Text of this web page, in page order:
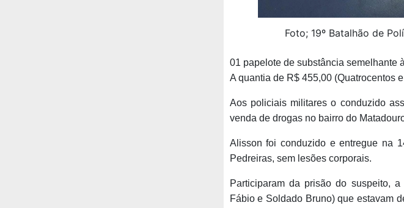
Foto; 19º Batalhão de
01 papelote de substância semelhante
A quantia de R$ 455,00 (Quatrocentos
Aos policiais militares o conduzido
venda de drogas no bairro do
Alisson foi conduzido e entregue na
Pedreiras, sem lesões corporais.
Participaram da prisão do suspeito,
Fábio e Soldado Bruno) que estavam